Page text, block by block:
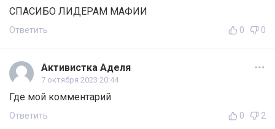
СПАСИБО ЛИДЕРАМ МАФИИ
Ответить 0 0
Активистка Аделя
7 октября 2023 20:44
Где мой комментарий
Ответить 0 2